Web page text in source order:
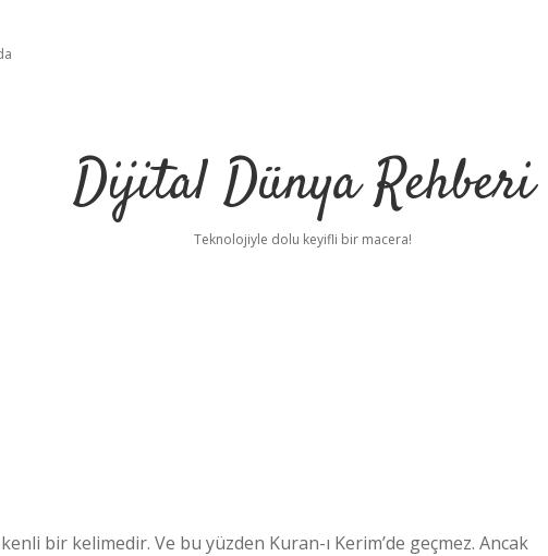
Dijital Dünya Rehberi
Teknolojiyle dolu keyifli bir macera!
bir kelimedir. Ve bu yüzden Kuran-ı Kerim’de geçmez. Ancak